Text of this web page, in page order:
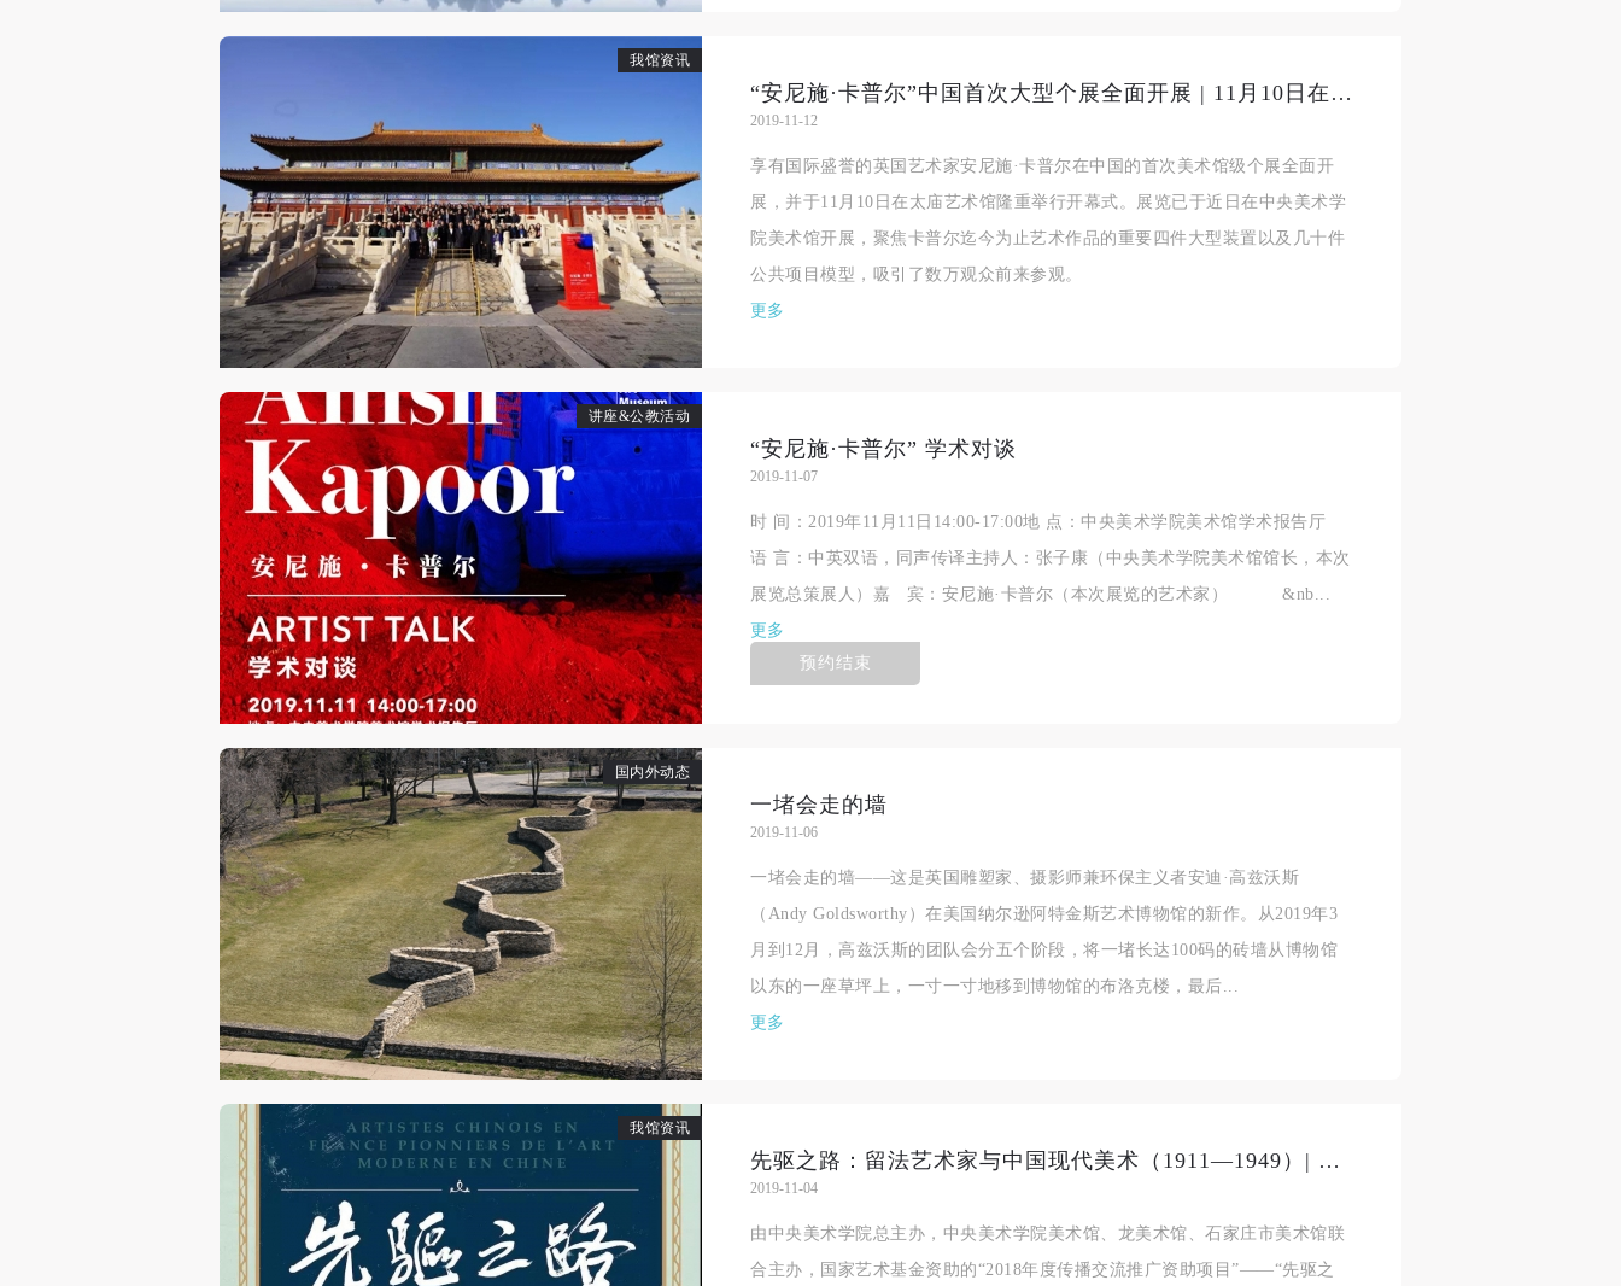
我馆资讯
“安尼施·卡普尔”中国首次大型个展全面开展 | 11月10日在太庙艺术馆隆重举行开幕式
2019-11-12
享有国际盛誉的英国艺术家安尼施·卡普尔在中国的首次美术馆级个展全面开
展，并于11月10日在太庙艺术馆隆重举行开幕式。展览已于近日在中央美术学
院美术馆开展，聚焦卡普尔迄今为止艺术作品的重要四件大型装置以及几十件
公共项目模型，吸引了数万观众前来参观。
更多
讲座&公教活动
“安尼施·卡普尔” 学术对谈
2019-11-07
时 间：2019年11月11日14:00-17:00地 点：中央美术学院美术馆学术报告厅
语 言：中英双语，同声传译主持人：张子康（中央美术学院美术馆馆长，本次
展览总策展人）嘉 宾：安尼施·卡普尔（本次展览的艺术家） &nb...
更多
预约结束
国内外动态
一堵会走的墙
2019-11-06
一堵会走的墙——这是英国雕塑家、摄影师兼环保主义者安迪·高兹沃斯
（Andy Goldsworthy）在美国纳尔逊阿特金斯艺术博物馆的新作。从2019年3
月到12月，高兹沃斯的团队会分五个阶段，将一堵长达100码的砖墙从博物馆
以东的一座草坪上，一寸一寸地移到博物馆的布洛克楼，最后...
更多
我馆资讯
先驱之路：留法艺术家与中国现代美术（1911—1949）| 石家庄市美术馆巡展如期开幕
2019-11-04
由中央美术学院总主办，中央美术学院美术馆、龙美术馆、石家庄市美术馆联
合主办，国家艺术基金资助的“2018年度传播交流推广资助项目”——“先驱之
快捷登录
手机号码 发送验证码
验证码
中央美术学院美术馆出版授权协议书
本人完全同意《中央美术学院美术馆》（以下简称“CAFAM”），愿意将本人
参与中央美术学院美术馆公共教育部组织的公益性活动（包括美术馆会员活
动）的涉及本人的图像、照片、文字、著作、活动成果（如参与工作坊创作
的作品）提交中央美术学院用作发表、出版。中央美术学院可以以电子、网
络及其它数字媒体形式公开出版，并同意编入《中国知识资源总库》《中央
美术学院资料库》《中央美术学院美术馆资料库》等相关资料、文献、档案
机构和平台，在中央美术学院中使用和在互联网上传播，同意按相关“章程”规
定享受相关权益。
中央美术学院美术馆活动安全免责协议书
本次活动公平公正、自愿参加与退出、风险与责任自负的原则。但活动有风
险，参加者应有必要的风险意识。
第二条
参加本次活动者必须遵守中华人民共和国的相关法律、法规，必须遵循道德
和社会公德规范，并应该具备以人为本、团结友爱、互相帮助和助人为乐的
良好品质。
第三条
参加本次活动人员应该是成年人（具有完全民事行为能力的人，18周岁以
上）未成年人必须在成年人的陪同下参观。
第四条
参加活动者在此次活动期间的人身安全责任自负。鼓励参加者自行购买人身
安全保险。活动中一旦出现事故，活动中任何非事故当事人及美术馆将不承
担人身事故的任何责任，但有互相援助的义务。参加活动的成员应当积极主
动的组织实施救援工作，但对事故本身不承担任何法律责任和经济责任。参
加本次活动者的人身安全不负有民事及相关连带责任。
第五条
参加活动者在此次活动期间应主动遵守美术馆活动秩序、维护美术馆场地及
展示、展览、馆藏艺术作品及衍生品的安全。活动中一旦因个人原因造成美
术馆场地、空间、艺术品、衍生品等受到不同程度的损失、破坏。活动中任
何非事故当事人及美术馆将不承担相应的责任与损失，应由参与活动者根据
中央美术学院美术馆出版授权协议书
本人完全同意《中央美术学院美术馆》（以下简称“CAFAM”），愿意将本人
参与中央美术学院美术馆公共教育部组织的公益性活动（包括美术馆会员活
动）的涉及本人的图像、照片、文字、著作、活动成果（如参与工作坊创作
的作品）提交中央美术学院用作发表、出版。中央美术学院可以以电子、网
络及其它数字媒体形式公开出版，并同意编入《中国知识资源总库》《中央
美术学院资料库》《中央美术学院美术馆资料库》等相关资料、文献、档案
机构和平台，在中央美术学院中使用和在互联网上传播，同意按相关“章程”规
定享受相关权益。
中央美术学院美术馆活动安全免责协议书
本次活动公平公正、自愿参加与退出、风险与责任自负的原则。但活动有风
险，参加者应有必要的风险意识。
第二条
参加本次活动者必须遵守中华人民共和国的相关法律、法规，必须遵循道德
和社会公德规范，并应该具备以人为本、团结友爱、互相帮助和助人为乐的
良好品质。
第三条
参加本次活动人员应该是成年人（具有完全民事行为能力的人，18周岁以
上）未成年人必须在成年人的陪同下参观。
第四条
参加活动者在此次活动期间的人身安全责任自负。鼓励参加者自行购买人身
安全保险。活动中一旦出现事故，活动中任何非事故当事人及美术馆将不承
担人身事故的任何责任，但有互相援助的义务。参加活动的成员应当积极主
动的组织实施救援工作，但对事故本身不承担任何法律责任和经济责任。参
加本次活动者的人身安全不负有民事及相关连带责任。
第五条
参加活动者在此次活动期间应主动遵守美术馆活动秩序、维护美术馆场地及
展示、展览、馆藏艺术作品及衍生品的安全。活动中一旦因个人原因造成美
术馆场地、空间、艺术品、衍生品等受到不同程度的损失、破坏。活动中任
何非事故当事人及美术馆将不承担相应的责任与损失，应由参与活动者根据
中央美术学院美术馆出版授权协议书
本人完全同意《中央美术学院美术馆》（以下简称“CAFAM”），愿意将本人
参与中央美术学院美术馆公共教育部组织的公益性活动（包括美术馆会员活
动）的涉及本人的图像、照片、文字、著作、活动成果（如参与工作坊创作
的作品）提交中央美术学院用作发表、出版。中央美术学院可以以电子、网
络及其它数字媒体形式公开出版，并同意编入《中国知识资源总库》《中央
美术学院资料库》《中央美术学院美术馆资料库》等相关资料、文献、档案
机构和平台，在中央美术学院中使用和在互联网上传播，同意按相关“章程”规
定享受相关权益。
中央美术学院美术馆活动安全免责协议书
本次活动公平公正、自愿参加与退出、风险与责任自负的原则。但活动有风
险，参加者应有必要的风险意识。
第二条
参加本次活动者必须遵守中华人民共和国的相关法律、法规，必须遵循道德
和社会公德规范，并应该具备以人为本、团结友爱、互相帮助和助人为乐的
良好品质。
第三条
参加本次活动人员应该是成年人（具有完全民事行为能力的人，18周岁以
上）未成年人必须在成年人的陪同下参观。
第四条
参加活动者在此次活动期间的人身安全责任自负。鼓励参加者自行购买人身
安全保险。活动中一旦出现事故，活动中任何非事故当事人及美术馆将不承
担人身事故的任何责任，但有互相援助的义务。参加活动的成员应当积极主
动的组织实施救援工作，但对事故本身不承担任何法律责任和经济责任。参
加本次活动者的人身安全不负有民事及相关连带责任。
第五条
参加活动者在此次活动期间应主动遵守美术馆活动秩序、维护美术馆场地及
展示、展览、馆藏艺术作品及衍生品的安全。活动中一旦因个人原因造成美
术馆场地、空间、艺术品、衍生品等受到不同程度的损失、破坏。活动中任
何非事故当事人及美术馆将不承担相应的责任与损失，应由参与活动者根据